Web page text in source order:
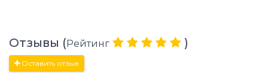
Отзывы (Рейтинг )
Оставить отзыв